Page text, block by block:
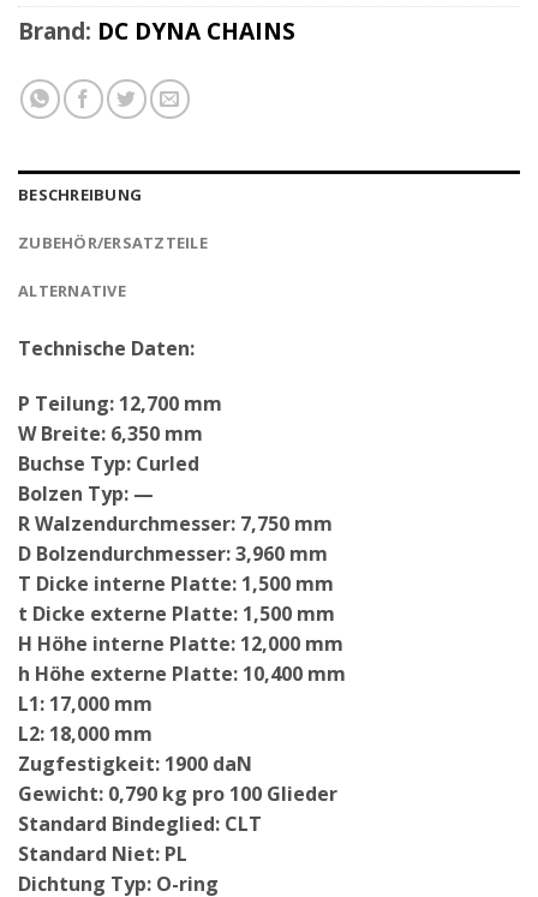
Brand: DC DYNA CHAINS
BESCHREIBUNG
ZUBEHÖR/ERSATZTEILE
ALTERNATIVE
Technische Daten:
P Teilung: 12,700 mm
W Breite: 6,350 mm
Buchse Typ: Curled
Bolzen Typ: —
R Walzendurchmesser: 7,750 mm
D Bolzendurchmesser: 3,960 mm
T Dicke interne Platte: 1,500 mm
t Dicke externe Platte: 1,500 mm
H Höhe interne Platte: 12,000 mm
h Höhe externe Platte: 10,400 mm
L1: 17,000 mm
L2: 18,000 mm
Zugfestigkeit: 1900 daN
Gewicht: 0,790 kg pro 100 Glieder
Standard Bindeglied: CLT
Standard Niet: PL
Dichtung Typ: O-ring